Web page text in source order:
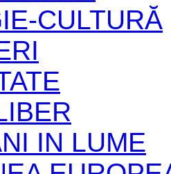
CULTURĂ
IN LUME